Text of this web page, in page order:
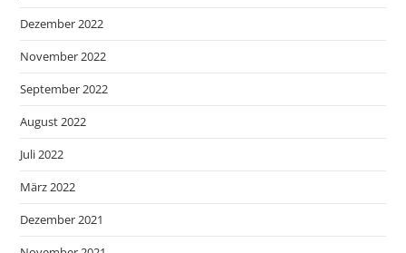
Dezember 2022
November 2022
September 2022
August 2022
Juli 2022
März 2022
Dezember 2021